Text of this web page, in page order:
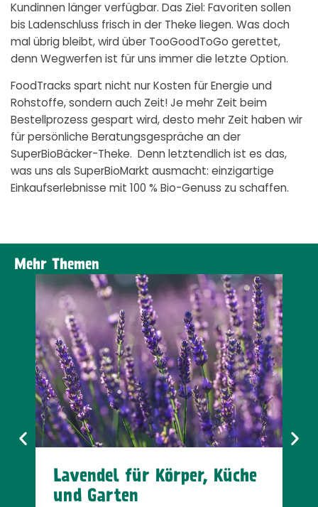
Kundinnen länger verfügbar. Das Ziel: Favoriten sollen
bis Ladenschluss frisch in der Theke liegen. Was doch
mal übrig bleibt, wird über TooGoodToGo gerettet,
denn Wegwerfen ist für uns immer die letzte Option.
FoodTracks spart nicht nur Kosten für Energie und
Rohstoffe, sondern auch Zeit! Je mehr Zeit beim
Bestellprozess gespart wird, desto mehr Zeit haben wir
für persönliche Beratungsgespräche an der
SuperBioBäcker-Theke. Denn letztendlich ist es das,
was uns als SuperBioMarkt ausmacht: einzigartige
Einkaufserlebnisse mit 100 % Bio-Genuss zu schaffen.
Mehr Themen
Küche
ERFAHREN
Die Reise der
MEHR ZUM THEMA